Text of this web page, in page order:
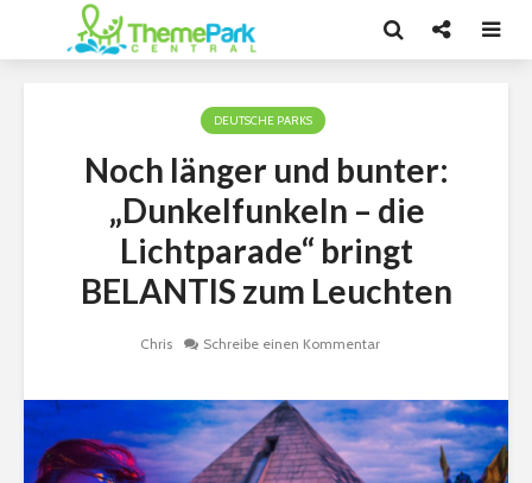
DEUTSCHE PARKS
Noch länger und bunter:
„Dunkelfunkeln – die
Lichtparade“ bringt
BELANTIS zum Leuchten
Chris Schreibe einen Kommentar